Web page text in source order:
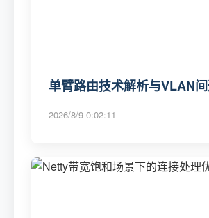
单臂路由技术解析与VLAN
2026/8/9 0:02:11